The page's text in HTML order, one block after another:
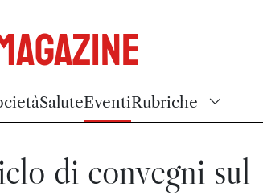
SaluteEventiRubriche
di convegni sul